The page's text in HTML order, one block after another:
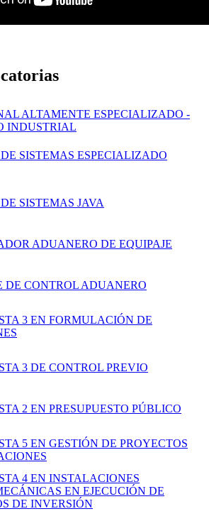
ALTAMENTE ESPECIALIZADO -
INDUSTRIAL
SISTEMAS ESPECIALIZADO
SISTEMAS JAVA
ADUANERO DE EQUIPAJE
DE CONTROL ADUANERO
3 EN FORMULACIÓN DE
3 DE CONTROL PREVIO
2 EN PRESUPUESTO PÚBLICO
5 EN GESTIÓN DE PROYECTOS
4 EN INSTALACIONES
EN EJECUCIÓN DE
DE INVERSIÓN